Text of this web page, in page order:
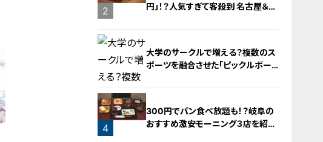
2
円」！？人気すぎて客殺到 名古屋＆岐
大学のサークルで増える？複数のス
ポーツを融合させた「ピックルボー
4
300円でパン食べ放題も！？岐阜の
おすすめ激安モーニング３店を紹